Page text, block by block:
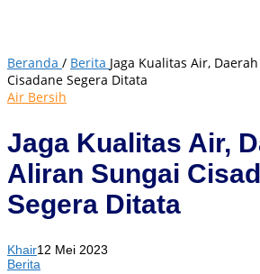
Beranda / Berita Jaga Kualitas Air,
Cisadane Segera Ditata
Air Bersih
Jaga Kualitas Air,
Aliran Sungai
Segera Ditata
Khair12 Mei 2023
Berita